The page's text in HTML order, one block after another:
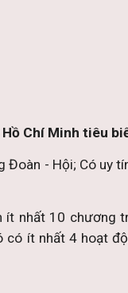
Chí Minh tiêu
Đoàn - Hội; Có uy
ít nhất 10 chương
có ít nhất 4 hoạt